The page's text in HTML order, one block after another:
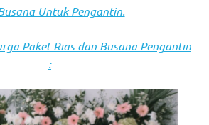
Untuk Pengantin.
Paket Rias dan Busana Pengantin
: